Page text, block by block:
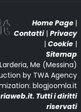
Home Page |
Contatti| Privacy
| Cookie |
Sitemap
Me (Messina)
by TWA Agency
blogjoomla.it
Tutti i diritti
riservati